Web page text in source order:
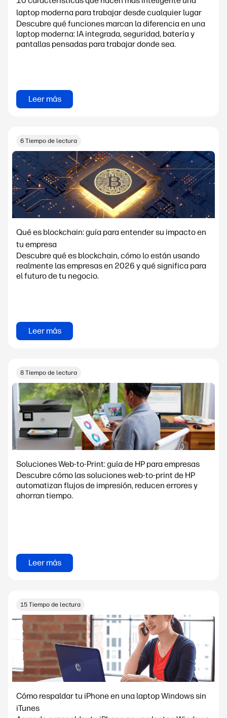
laptop moderna para trabajar desde cualquier lugar
Descubre qué funciones marcan la diferencia en una
laptop moderna: IA integrada, seguridad, batería y
pantallas pensadas para trabajar donde sea.
Leer más
6 Tiempo de lectura
Qué es blockchain: guía para entender su impacto en
tu empresa
Descubre qué es blockchain, cómo lo están usando
realmente las empresas en 2026 y qué significa para
el futuro de tu negocio.
Leer más
8 Tiempo de lectura
Soluciones Web-to-Print: guía de HP para empresas
Descubre cómo las soluciones web-to-print de HP
automatizan flujos de impresión, reducen errores y
ahorran tiempo.
Leer más
15 Tiempo de lectura
Cómo respaldar tu iPhone en una laptop Windows sin
iTunes